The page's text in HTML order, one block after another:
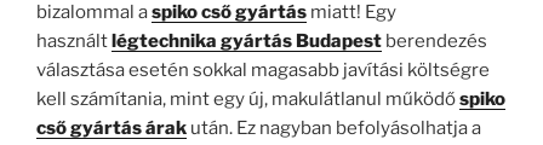
bizalommal aspiko cső gyártás miatt! Egy
használt légtechnika gyártás Budapest berendezés
választása esetén sokkal magasabb javítási költségre
kell számítania, mint egy új, makulátlanul működőspiko
cső gyártás árak után. Ez nagyban befolyásolhatja a